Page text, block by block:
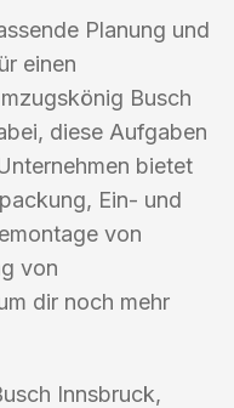
Planung und
einen
Busch
diese Aufgaben
bietet
Ein- und
von
von
dir noch mehr
Innsbruck,